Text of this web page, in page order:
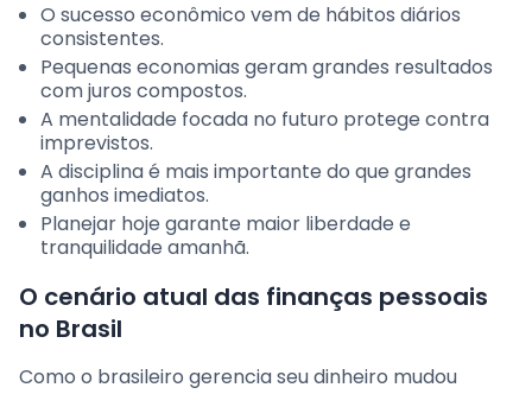
O sucesso econômico vem de hábitos diários
consistentes.
Pequenas economias geram grandes resultados
com juros compostos.
A mentalidade focada no futuro protege contra
imprevistos.
A disciplina é mais importante do que grandes
ganhos imediatos.
Planejar hoje garante maior liberdade e
tranquilidade amanhã.
O cenário atual das finanças pessoais
no Brasil
Como o brasileiro gerencia seu dinheiro mudou